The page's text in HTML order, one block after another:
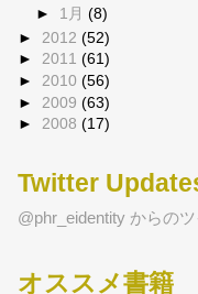
► 1月(8)
► 2012 (52)
► 2011 (61)
► 2010 (56)
► 2009 (63)
► 2008 (17)
Twitter
@phr_eidentity からのツ
オススメ書籍